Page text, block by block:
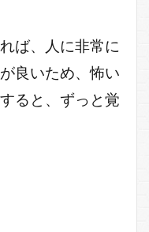
ば、人に非常に
良いため、怖い
ると、ずっと覚